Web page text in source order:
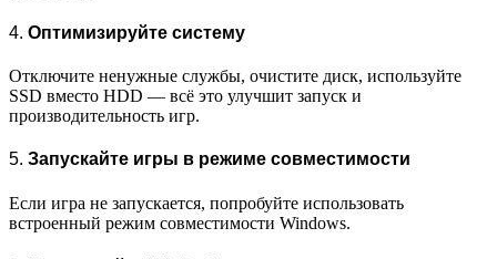
4. Оптимизируйте систему
Отключите ненужные службы, очистите диск, используйте
SSD вместо HDD — всё это улучшит запуск и
производительность игр.
5. Запускайте игры в режиме совместимости
Если игра не запускается, попробуйте использовать
встроенный режим совместимости Windows.